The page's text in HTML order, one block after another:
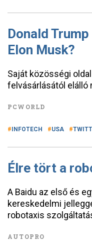
Donald
Elon Musk?
Saját közösségi
felvásárlásától elálló
PCWORLD
INFOTECH USA
Élre tört a
A Baidu az első és
kereskedelmi
robotaxis
AUTOPRO